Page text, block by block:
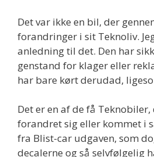
Det var ikke en bil, der
forandringer i sit Teknoliv.
anledning til det. Den har
genstand for klager eller
har bare kørt derudad,
Det er en af de få
forandret sig eller kommet i
fra Blist-car udgaven, som
decalerne og så selvfølgelig